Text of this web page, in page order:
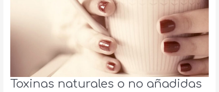
Toxinas naturales o no añadidas